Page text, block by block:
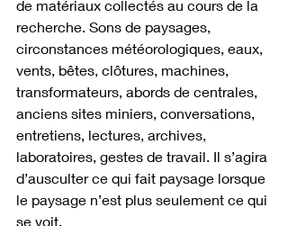
de matériaux collectés au cours de la
recherche. Sons de paysages,
circonstances météorologiques, eaux,
vents, bêtes, clôtures, machines,
transformateurs, abords de centrales,
anciens sites miniers, conversations,
entretiens, lectures, archives,
laboratoires, gestes de travail. Il s’agira
d’ausculter ce qui fait paysage lorsque
le paysage n’est plus seulement ce qui
se voit.